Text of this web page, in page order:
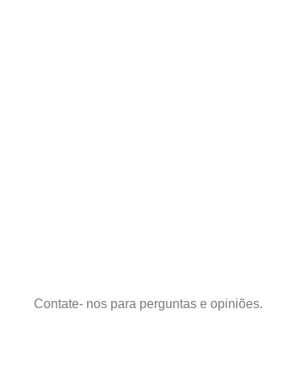
Contate- nos para perguntas e opiniões.